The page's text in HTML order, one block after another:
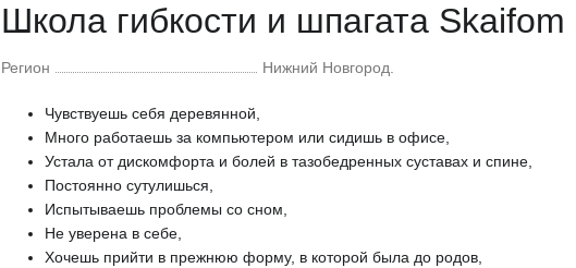
Школа гибкости и шпагата Skaifom
Регион Нижний Новгород.
Чувствуешь себя деревянной,
Много работаешь за компьютером или сидишь в офисе,
Устала от дискомфорта и болей в тазобедренных суставах и спине,
Постоянно сутулишься,
Испытываешь проблемы со сном,
Не уверена в себе,
Хочешь прийти в прежнюю форму, в которой была до родов,